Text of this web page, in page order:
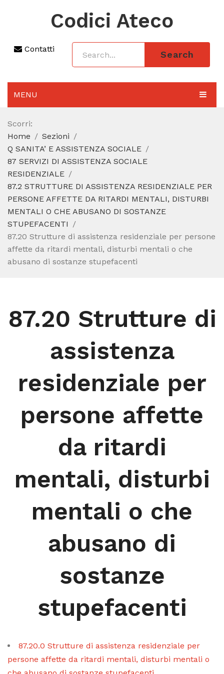
Codici Ateco
Contatti
Search
MENU
AGGIORNAMENTO 2025
SEZIONI
CODICE ATECO A COSA SERVE
REGIME FORFETTARIO
CODICE FISCALE
Scorri:
Home
Sezioni
Q SANITA’ E ASSISTENZA SOCIALE
87 SERVIZI DI ASSISTENZA SOCIALE
RESIDENZIALE
87.2 STRUTTURE DI ASSISTENZA RESIDENZIALE PER
PERSONE AFFETTE DA RITARDI MENTALI, DISTURBI
MENTALI O CHE ABUSANO DI SOSTANZE
STUPEFACENTI
87.20 Strutture di assistenza residenziale per persone
affette da ritardi mentali, disturbi mentali o che
abusano di sostanze stupefacenti
87.20 Strutture di
assistenza
residenziale per
persone affette
da ritardi
mentali, disturbi
mentali o che
abusano di
sostanze
stupefacenti
87.20.0 Strutture di assistenza residenziale per
persone affette da ritardi mentali, disturbi mentali o